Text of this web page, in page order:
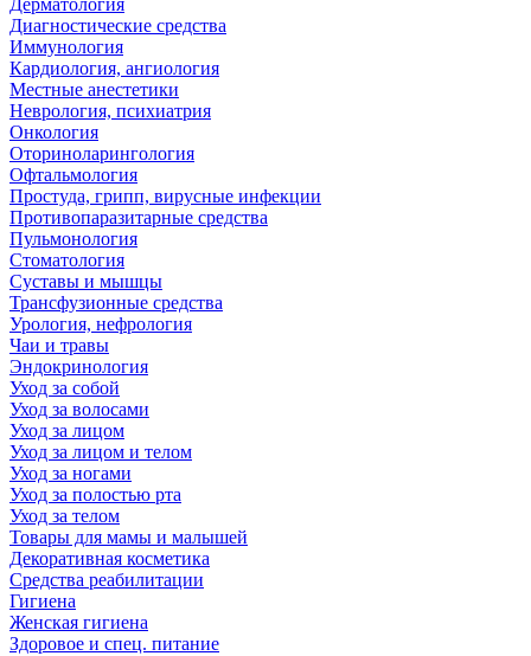
Дерматология
Диагностические средства
Иммунология
Кардиология, ангиология
Местные анестетики
Неврология, психиатрия
Онкология
Оториноларингология
Офтальмология
Простуда, грипп, вирусные инфекции
Противопаразитарные средства
Пульмонология
Стоматология
Суставы и мышцы
Трансфузионные средства
Урология, нефрология
Чаи и травы
Эндокринология
Уход за собой
Уход за волосами
Уход за лицом
Уход за лицом и телом
Уход за ногами
Уход за полостью рта
Уход за телом
Товары для мамы и малышей
Декоративная косметика
Средства реабилитации
Гигиена
Женская гигиена
Здоровое и спец. питание